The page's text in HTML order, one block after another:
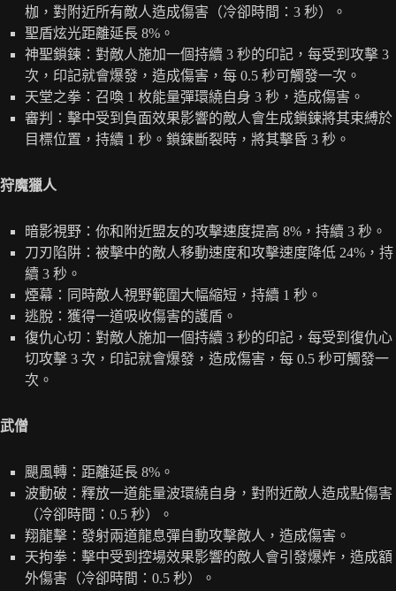
枷，對附近所有敵人造成傷害（冷卻時間：3 秒）。
聖盾炫光距離延長 8%。
神聖鎖鍊：對敵人施加一個持續 3 秒的印記，每受到攻擊 3
次，印記就會爆發，造成傷害，每 0.5 秒可觸發一次。
天堂之拳：召喚 1 枚能量彈環繞自身 3 秒，造成傷害。
審判：擊中受到負面效果影響的敵人會生成鎖鍊將其束縛於
目標位置，持續 1 秒。鎖鍊斷裂時，將其擊昏 3 秒。
狩魔獵人
暗影視野：你和附近盟友的攻擊速度提高 8%，持續 3 秒。
刀刃陷阱：被擊中的敵人移動速度和攻擊速度降低 24%，持
續 3 秒。
煙幕：同時敵人視野範圍大幅縮短，持續 1 秒。
逃脫：獲得一道吸收傷害的護盾。
復仇心切：對敵人施加一個持續 3 秒的印記，每受到復仇心
切攻擊 3 次，印記就會爆發，造成傷害，每 0.5 秒可觸發一
次。
武僧
颶風轉：距離延長 8%。
波動破：釋放一道能量波環繞自身，對附近敵人造成點傷害
（冷卻時間：0.5 秒）。
翔龍擊：發射兩道龍息彈自動攻擊敵人，造成傷害。
天拘拳：擊中受到控場效果影響的敵人會引發爆炸，造成額
外傷害（冷卻時間：0.5 秒）。